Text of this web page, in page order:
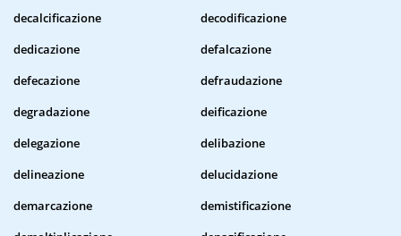
decalcificazione
decodificazione
dedicazione
defalcazione
defecazione
defraudazione
degradazione
deificazione
delegazione
delibazione
delineazione
delucidazione
demarcazione
demistificazione